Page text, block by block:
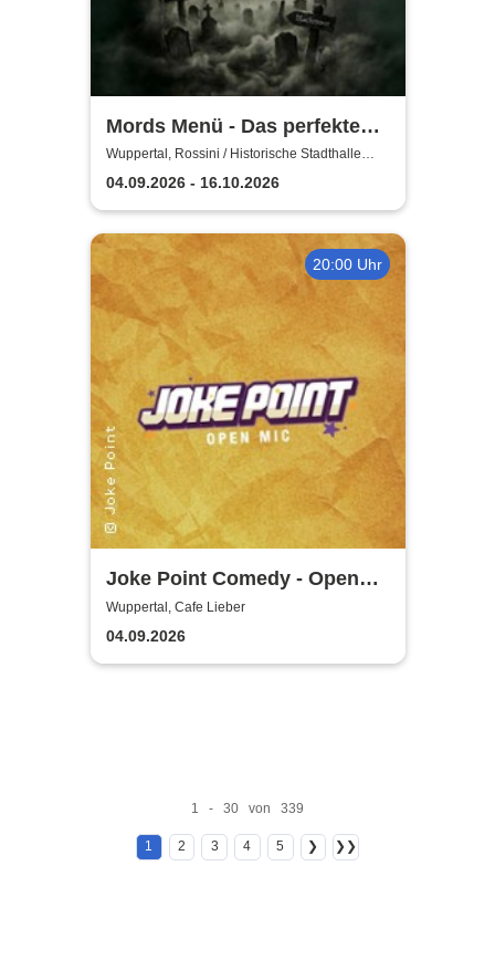
Mords Menü - Das perfekte
Krimi Dinner
Wuppertal, Rossini / Historische Stadthalle
Wuppertal
04.09.2026 - 16.10.2026
20:00 Uhr
Joke Point Comedy - Open
Mic | Cafe Lieber
Wuppertal, Cafe Lieber
04.09.2026
1 - 30 von 339
1 2 3 4 5 ❯ ❯❯